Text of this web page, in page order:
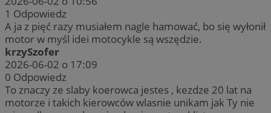
1 Odpowiedz
A ja z pięć razy musiałem nagle hamować, bo się wyłonił
motor w myśl idei motocykle są wszędzie.
krzySzofer
2026-06-02 o 17:09
0 Odpowiedz
To znaczy ze slaby koerowca jestes , kezdze 20 lat na
motorze i takich kierowców wlasnie unikam jak Ty nie